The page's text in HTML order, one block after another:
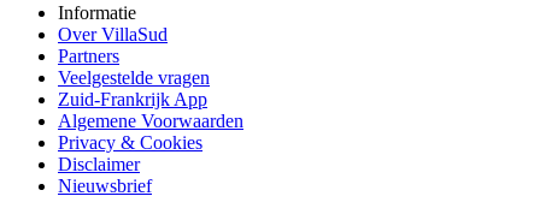
Informatie
Over VillaSud
Partners
Veelgestelde vragen
Zuid-Frankrijk App
Algemene Voorwaarden
Privacy & Cookies
Disclaimer
Nieuwsbrief